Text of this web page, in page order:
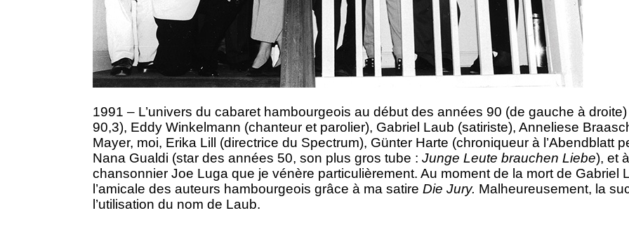
1991 – L’univers du cabaret hambourgeois au début des années 90 (de gauche à
90,3), Eddy Winkelmann (chanteur et parolier), Gabriel Laub (satiriste), Anneliese
Mayer, moi, Erika Lill (directrice du Spectrum), Günter Harte (chroniqueur à l’Abendblatt
Nana Gualdi (star des années 50, son plus gros tube : Junge Leute brauchen Liebe), et
chansonnier Joe Luga que je vénère particulièrement. Au moment de la mort de Gabriel
l’amicale des auteurs hambourgeois grâce à ma satire Die Jury. Malheureusement, la
l’utilisation du nom de Laub.